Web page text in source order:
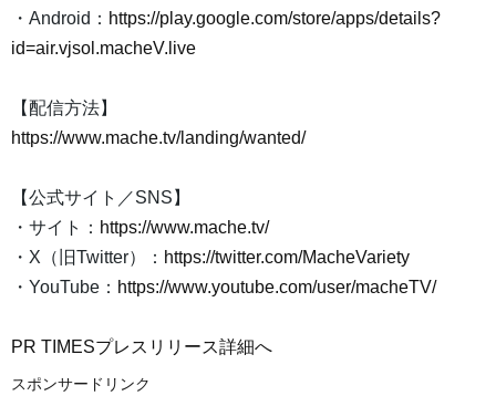
・Android： https://play.google.com/store/apps/details?
id=air.vjsol.macheV.live
【配信方法】
https://www.mache.tv/landing/wanted/
【公式サイト／SNS】
・サイト： https://www.mache.tv/
・X（旧Twitter）： https://twitter.com/MacheVariety
・YouTube： https://www.youtube.com/user/macheTV/
PR TIMESプレスリリース詳細へ
スポンサードリンク